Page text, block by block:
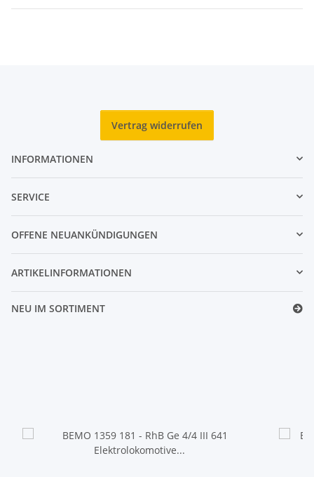
Vertrag widerrufen
INFORMATIONEN
SERVICE
OFFENE NEUANKÜNDIGUNGEN
ARTIKELINFORMATIONEN
NEU IM SORTIMENT